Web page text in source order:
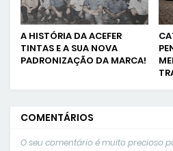
A HISTÓRIA DA ACEFER
TINTAS E A SUA NOVA
PADRONIZAÇÃO DA MARCA!
COMENTÁRIOS
O seu comentário é muito precioso